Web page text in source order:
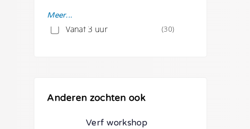
Vanaf 2 uur
Vanaf 3 uur (30)
Meer...
Anderen zochten ook
Verf workshop